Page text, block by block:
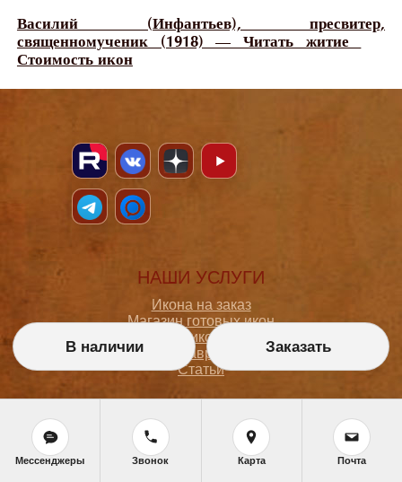
Василий (Инфантьев), пресвитер,
священномученик (1918) — Читать житие
Стоимость икон
НАШИ УСЛУГИ
Икона на заказ
Магазин готовых икон
Школа иконописи
Реставрация
Статьи
ПОКУПАТЕЛЮ
О мастерской
Как сделать заказ
В наличии Заказать
Мессенджеры Звонок Карта Почта